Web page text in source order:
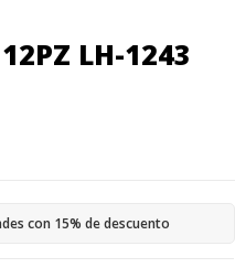
LH-1243
con 15% de descuento